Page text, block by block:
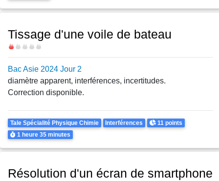
Tissage d'une voile de bateau
Difficulté
Bac Asie 2024 Jour 2
diamètre apparent, interférences, incertitudes.
Correction disponible.
Theme
Tale Spécialité Physique Chimie Interférences Points
11 points
Durée
1 heure 35 minutes
Résolution d'un écran de smartphone